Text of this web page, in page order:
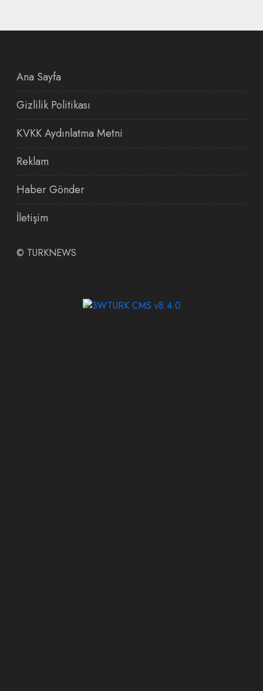
Ana Sayfa
Gizlilik Politikası
KVKK Aydınlatma Metni
Reklam
Haber Gönder
İletişim
© TURKNEWS